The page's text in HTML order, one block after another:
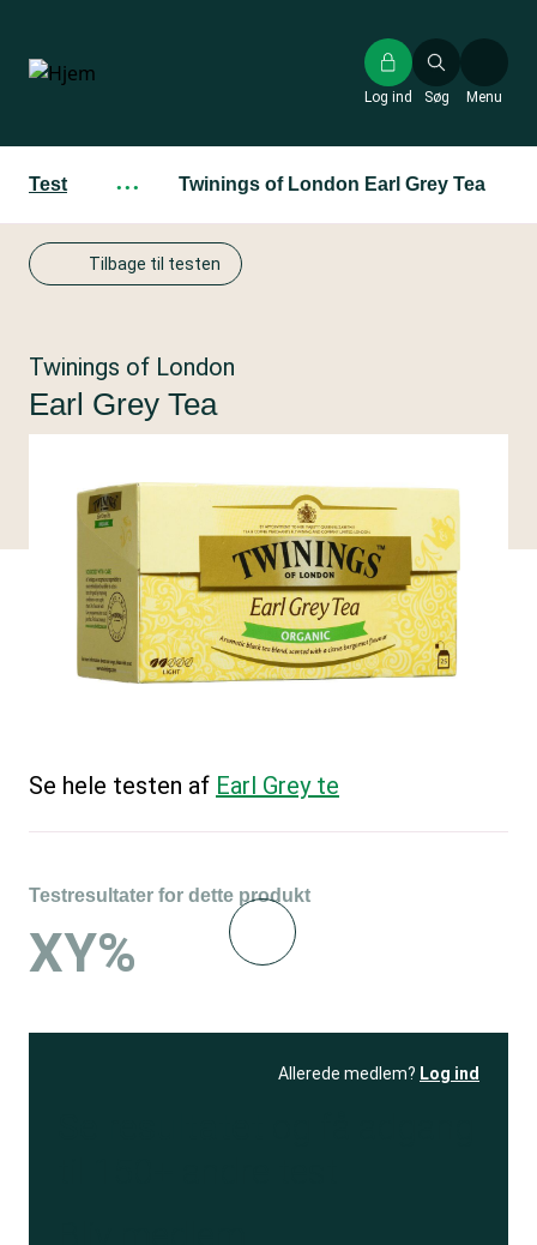
hovedindhold
Søg
Log ind Menu
Test ··· Twinings of London Earl Grey Tea
Tilbage til testen
Twinings of London
Earl Grey Tea
Se hele testen af Earl Grey te
Testresultater for dette produkt
XY%
Allerede medlem? Log ind